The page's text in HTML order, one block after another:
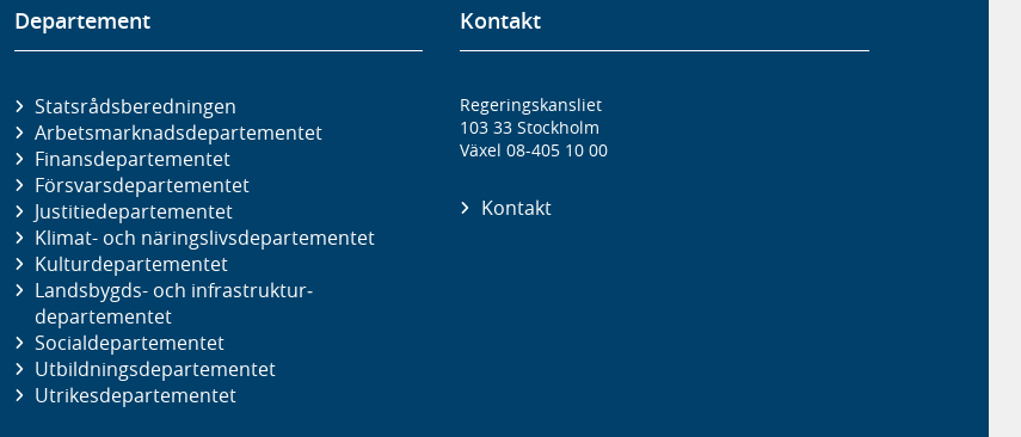
Departement
Statsrådsberedningen
Arbetsmarknads­departementet
Finans­departementet
Försvars­departementet
Justitie­departementet
Klimat- och näringslivs­departementet
Kultur­departementet
Landsbygds- och infrastruktur­
departementet
Social­departementet
Utbildnings­departementet
Utrikes­departementet
Kontakt
Regeringskansliet
103 33 Stockholm
Växel 08-405 10 00
Kontakt